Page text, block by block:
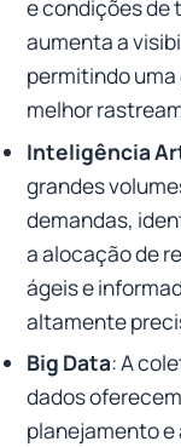
e condições de
aumenta a
permitindo
melhor
Inteligência
grandes
demandas,
a alocação de
ágeis e
altamente
Big Data: A
dados
planejamento